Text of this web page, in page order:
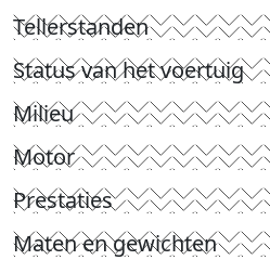
Tellerstanden
Status van het voertuig
Milieu
Motor
Prestaties
Maten en gewichten